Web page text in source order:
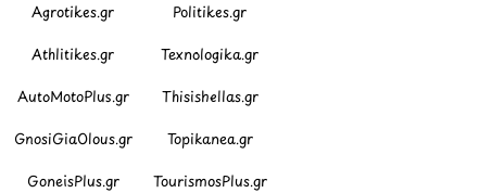
Agrotikes.gr Politikes.gr
Athlitikes.gr Texnologika.gr
AutoMotoPlus.gr Thisishellas.gr
GnosiGiaOlous.gr Topikanea.gr
GoneisPlus.gr TourismosPlus.gr